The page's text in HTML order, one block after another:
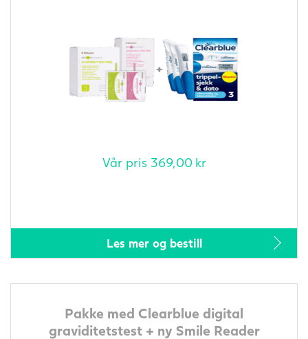
Vår pris 369,00 kr
Les mer og bestill
Pakke med Clearblue digital
graviditetstest + ny Smile Reader